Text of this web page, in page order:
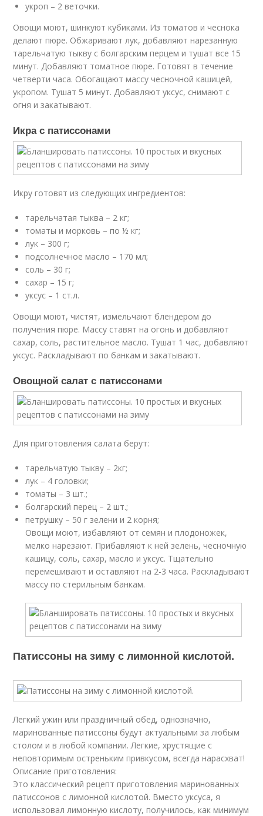
укроп – 2 веточки.
Овощи моют, шинкуют кубиками. Из томатов и чеснока
делают пюре. Обжаривают лук, добавляют нарезанную
тарельчатую тыкву с болгарским перцем и тушат все 15
минут. Добавляют томатное пюре. Готовят в течение
четверти часа. Обогащают массу чесночной кашицей,
укропом. Тушат 5 минут. Добавляют уксус, снимают с
огня и закатывают.
Икра с патиссонами
Икру готовят из следующих ингредиентов:
тарельчатая тыква – 2 кг;
томаты и морковь – по ½ кг;
лук – 300 г;
подсолнечное масло – 170 мл;
соль – 30 г;
сахар – 15 г;
уксус – 1 ст.л.
Овощи моют, чистят, измельчают блендером до
получения пюре. Массу ставят на огонь и добавляют
сахар, соль, растительное масло. Тушат 1 час, добавляют
уксус. Раскладывают по банкам и закатывают.
Овощной салат с патиссонами
Для приготовления салата берут:
тарельчатую тыкву – 2кг;
лук – 4 головки;
томаты – 3 шт.;
болгарский перец – 2 шт.;
петрушку – 50 г зелени и 2 корня;
Овощи моют, избавляют от семян и плодоножек,
мелко нарезают. Прибавляют к ней зелень, чесночную
кашицу, соль, сахар, масло и уксус. Тщательно
перемешивают и оставляют на 2-3 часа. Раскладывают
массу по стерильным банкам.
Патиссоны на зиму с лимонной кислотой.
Легкий ужин или праздничный обед, однозначно,
маринованные патиссоны будут актуальными за любым
столом и в любой компании. Легкие, хрустящие с
неповторимым остреньким привкусом, всегда нарасхват!
Описание приготовления:
Это классический рецепт приготовления маринованных
патиссонов с лимонной кислотой. Вместо уксуса, я
использовал лимонную кислоту, получилось, как минимум